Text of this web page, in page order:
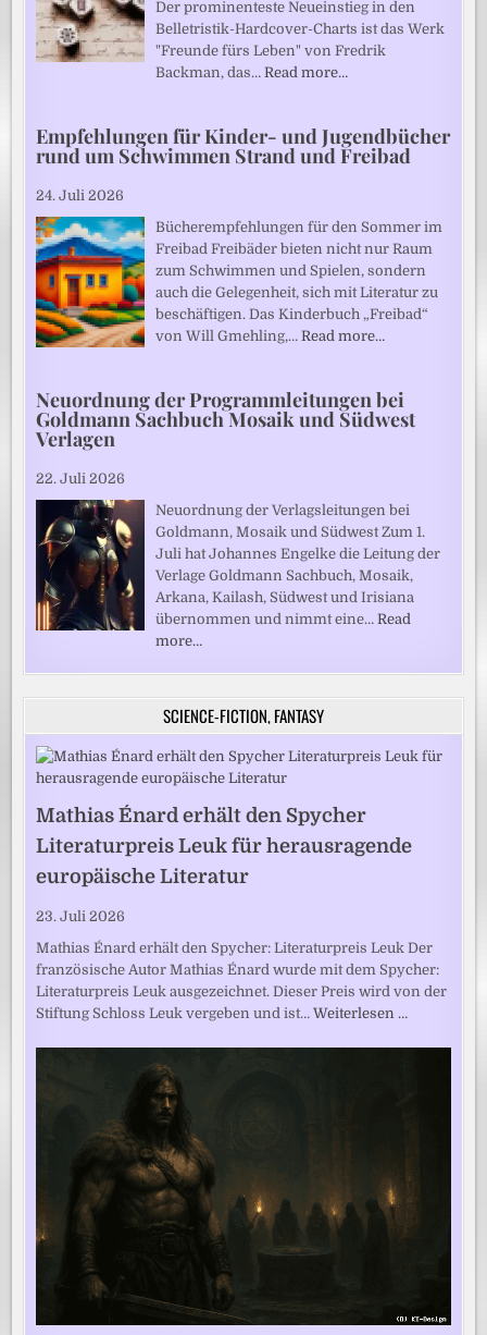
Der prominenteste Neueinstieg in den
Belletristik-Hardcover-Charts ist das Werk
"Freunde fürs Leben" von Fredrik
Backman, das…Read more…
Empfehlungen für Kinder- und Jugendbücher
rund um Schwimmen Strand und Freibad
24. Juli 2026
Bücherempfehlungen für den Sommer im
Freibad Freibäder bieten nicht nur Raum
zum Schwimmen und Spielen, sondern
auch die Gelegenheit, sich mit Literatur zu
beschäftigen. Das Kinderbuch „Freibad“
von Will Gmehling,…Read more…
Neuordnung der Programmleitungen bei
Goldmann Sachbuch Mosaik und Südwest
Verlagen
22. Juli 2026
Neuordnung der Verlagsleitungen bei
Goldmann, Mosaik und Südwest Zum 1.
Juli hat Johannes Engelke die Leitung der
Verlage Goldmann Sachbuch, Mosaik,
Arkana, Kailash, Südwest und Irisiana
übernommen und nimmt eine…Read
more…
SCIENCE-FICTION, FANTASY
Mathias Énard erhält den Spycher
Literaturpreis Leuk für herausragende
europäische Literatur
23. Juli 2026
Mathias Énard erhält den Spycher: Literaturpreis Leuk Der
französische Autor Mathias Énard wurde mit dem Spycher:
Literaturpreis Leuk ausgezeichnet. Dieser Preis wird von der
Stiftung Schloss Leuk vergeben und ist…Weiterlesen …